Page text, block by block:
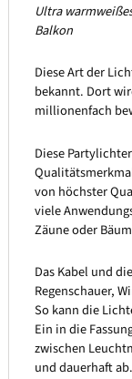
Ultra
Balkon
Diese Art der
bekannt. Dort
millionenfach
Diese
von höchster
viele
Zäune oder
Das Kabel und
Regenschauer,
So kann die
Ein in die
zwischen
und dauerhaft ab.